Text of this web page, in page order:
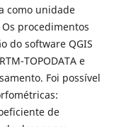
como unidade
procedimentos
do software QGIS
TOPODATA e
Foi possível
de